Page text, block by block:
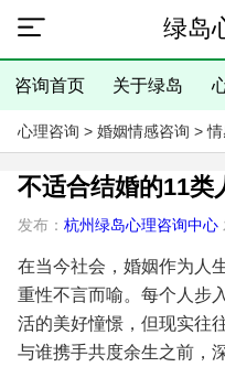
绿岛
咨询首页 关于绿岛
心理咨询 > 婚姻情感咨询 >情
不适合结婚的11类
发布： 杭州绿岛心理咨询中心
在当今社会，婚姻作为人
重性不言而喻。每个人步
活的美好憧憬，但现实往
与谁携手共度余生之前，